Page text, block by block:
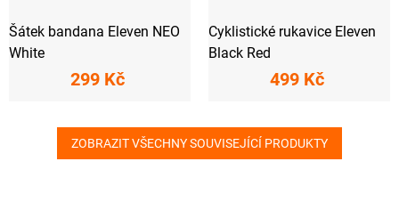
Šátek bandana Eleven NEO
White
299 Kč
Cyklistické rukavice Eleven
Black Red
499 Kč
ZOBRAZIT VŠECHNY SOUVISEJÍCÍ PRODUKTY